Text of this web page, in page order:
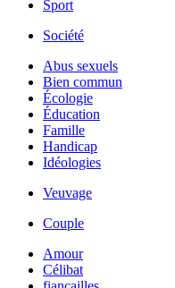
Sport
Société
Abus sexuels
Bien commun
Écologie
Éducation
Famille
Handicap
Idéologies
Veuvage
Couple
Amour
Célibat